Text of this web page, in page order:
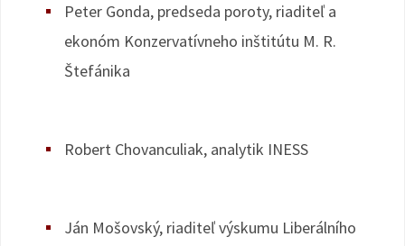
Peter Gonda, predseda poroty, riaditeľ a
ekonóm Konzervatívneho inštitútu M. R.
Štefánika
Robert Chovanculiak, analytik INESS
Ján Mošovský, riaditeľ výskumu Liberálního